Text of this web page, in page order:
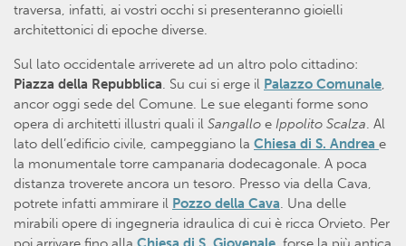
traversa, infatti, ai vostri occhi si presenteranno gioielli
architettonici di epoche diverse.
Sul lato occidentale arriverete ad un altro polo cittadino:
Piazza della Repubblica. Su cui si erge il Palazzo Comunale,
ancor oggi sede del Comune. Le sue eleganti forme sono
opera di architetti illustri quali il Sangallo e Ippolito Scalza. Al
lato dell’edificio civile, campeggiano la Chiesa di S. Andrea e
la monumentale torre campanaria dodecagonale. A poca
distanza troverete ancora un tesoro. Presso via della Cava,
potrete infatti ammirare il Pozzo della Cava. Una delle
mirabili opere di ingegneria idraulica di cui è ricca Orvieto. Per